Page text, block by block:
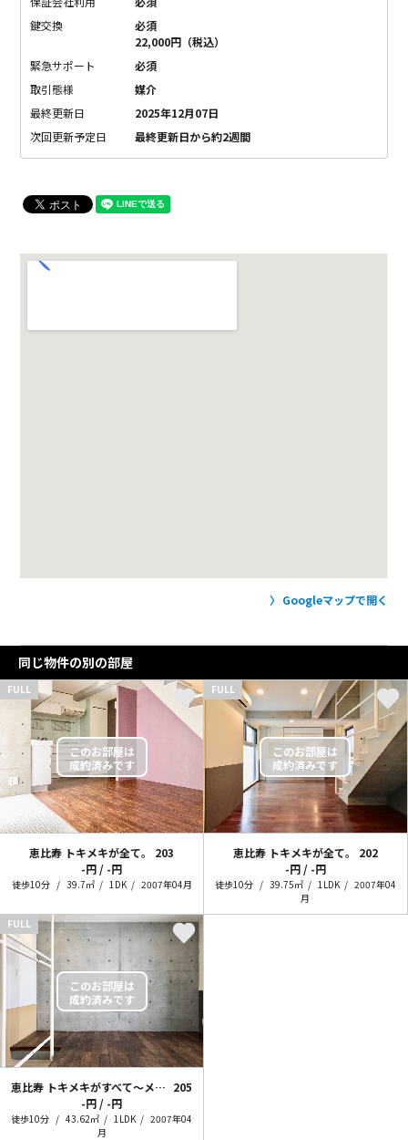
鍵交換
必須
22,000円（税込）
緊急サポート
必須
取引態様
媒介
最終更新日
2025年12月07日
次回更新予定日
最終更新日から約2週間
Googleマップで開く
同じ物件の別の部屋
FULL
恵比寿 トキメキが全て。
203
-円 / -円
徒歩10分 39.7㎡ 1DK 2007年04月
FULL
恵比寿 トキメキが全て。
202
-円 / -円
徒歩10分 39.75㎡ 1LDK
2007年04
月
FULL
恵比寿 トキメキがすべて～メゾネットVer.～ 205
-円 / -円
徒歩10分 43.62㎡ 1LDK
2007年04
月